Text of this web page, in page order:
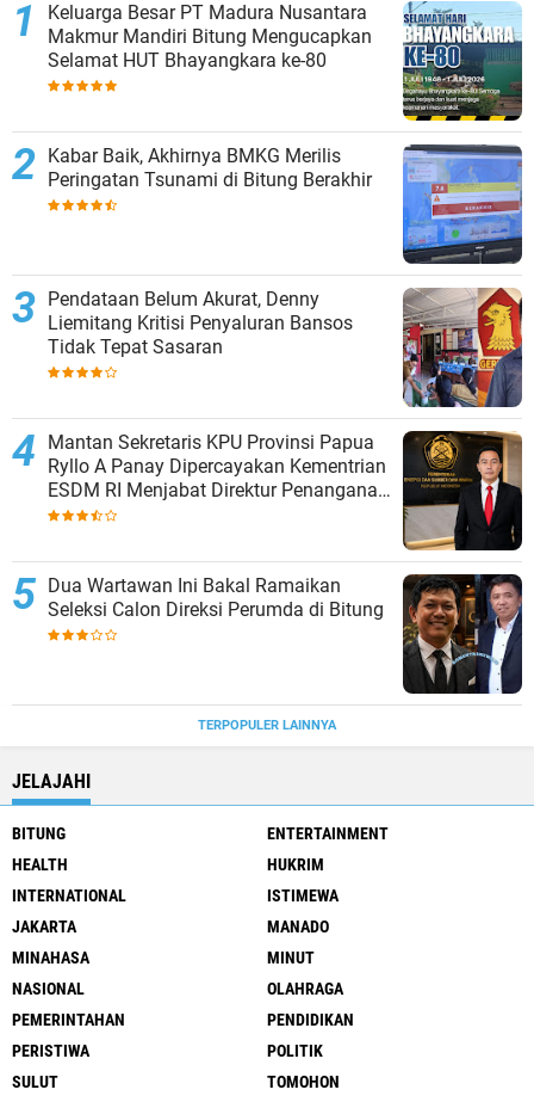
Keluarga Besar PT Madura Nusantara
Makmur Mandiri Bitung Mengucapkan
Selamat HUT Bhayangkara ke-80
Kabar Baik, Akhirnya BMKG Merilis
Peringatan Tsunami di Bitung Berakhir
Pendataan Belum Akurat, Denny
Liemitang Kritisi Penyaluran Bansos
Tidak Tepat Sasaran
Mantan Sekretaris KPU Provinsi Papua
Ryllo A Panay Dipercayakan Kementrian
ESDM RI Menjabat Direktur Penanganan
Aset Barang Bukti
Dua Wartawan Ini Bakal Ramaikan
Seleksi Calon Direksi Perumda di Bitung
TERPOPULER LAINNYA
JELAJAHI
BITUNG
ENTERTAINMENT
HEALTH
HUKRIM
INTERNATIONAL
ISTIMEWA
JAKARTA
MANADO
MINAHASA
MINUT
NASIONAL
OLAHRAGA
PEMERINTAHAN
PENDIDIKAN
PERISTIWA
POLITIK
SULUT
TOMOHON